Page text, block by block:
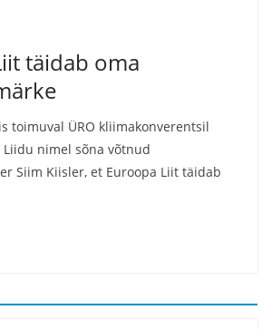
täidab oma
toimuval ÜRO kliimakonverentsil
nimel sõna võtnud
Siim Kiisler, et Euroopa Liit täidab